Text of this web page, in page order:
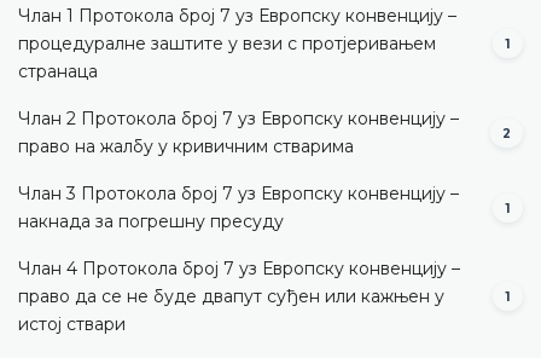
Члан 1 Протокола број 7 уз Европску конвенцију –
процедуралне заштите у вези с протјеривањем
странаца
1
Члан 2 Протокола број 7 уз Европску конвенцију –
право на жалбу у кривичним стварима
2
Члан 3 Протокола број 7 уз Европску конвенцију –
накнада за погрешну пресуду
1
Члан 4 Протокола број 7 уз Европску конвенцију –
право да се не буде двапут суђен или кажњен у
истој ствари
1